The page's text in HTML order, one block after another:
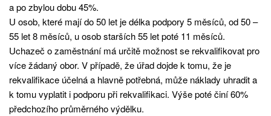
a po zbylou dobu 45%.
U osob, které mají do 50 let je délka podpory 5 měsíců, od 50 –
55 let 8 měsíců, u osob starších 55 let poté 11 měsíců.
Uchazeč o zaměstnání má určitě možnost se rekvalifikovat pro
více žádaný obor. V případě, že úřad dojde k tomu, že je
rekvalifikace účelná a hlavně potřebná, může náklady uhradit a
k tomu vyplatit i podporu při rekvalifikaci. Výše poté činí 60%
předchozího průměrného výdělku.